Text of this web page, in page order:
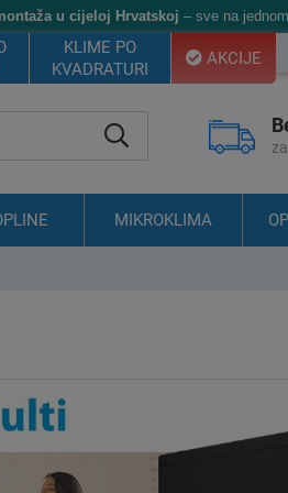
u cijeloj Hrvatskoj – sve na
KLIME PO
KVADRATURI
AKCIJE
MIKROKLIMA